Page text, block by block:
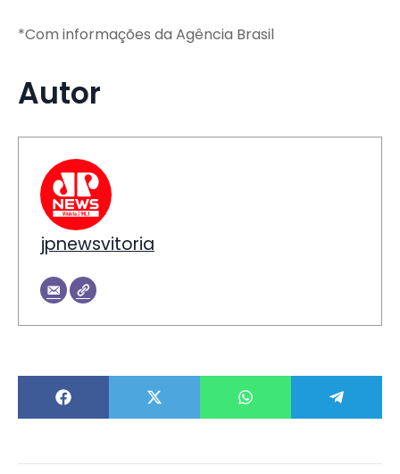
*Com informações da Agência Brasil
Autor
jpnewsvitoria